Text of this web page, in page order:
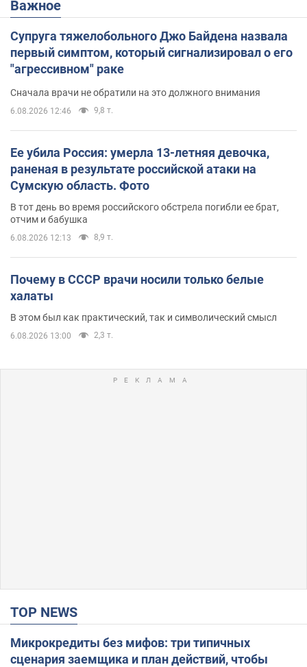
Важное
Супруга тяжелобольного Джо Байдена назвала
первый симптом, который сигнализировал о его
"агрессивном" раке
Сначала врачи не обратили на это должного внимания
6.08.2026 12:46 9,8 т.
Ее убила Россия: умерла 13-летняя девочка,
раненая в результате российской атаки на
Сумскую область. Фото
В тот день во время российского обстрела погибли ее брат,
отчим и бабушка
6.08.2026 12:13 8,9 т.
Почему в СССР врачи носили только белые
халаты
В этом был как практический, так и символический смысл
6.08.2026 13:00 2,3 т.
TOP NEWS
Микрокредиты без мифов: три типичных
сценария заемщика и план действий, чтобы